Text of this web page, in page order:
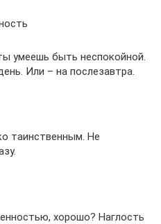
умеешь быть неспокойной.
Или – на послезавтра.
таинственным. Не
хорошо? Наглость